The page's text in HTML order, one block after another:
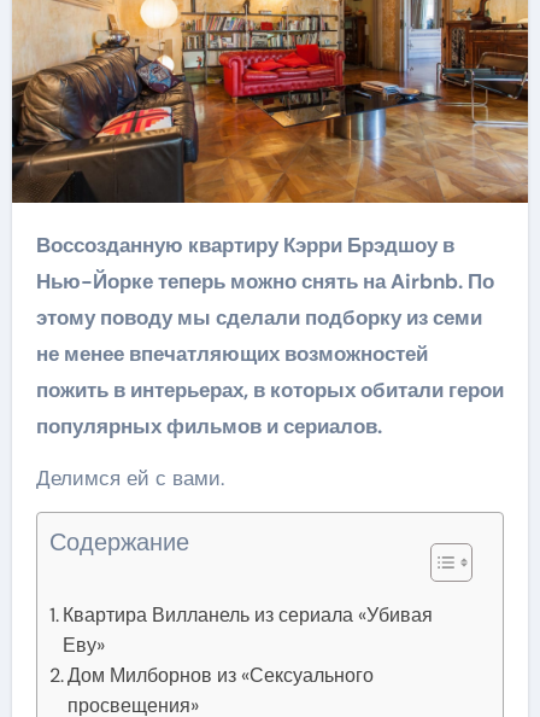
Воссозданную квартиру Кэрри Брэдшоу в
Нью-Йорке теперь можно снять на Airbnb. По
этому поводу мы сделали подборку из семи
не менее впечатляющих возможностей
пожить в интерьерах, в которых обитали герои
популярных фильмов и сериалов.
Делимся ей с вами.
Содержание
Квартира Вилланель из сериала «Убивая
Еву»
Дом Милборнов из «Сексуального
просвещения»